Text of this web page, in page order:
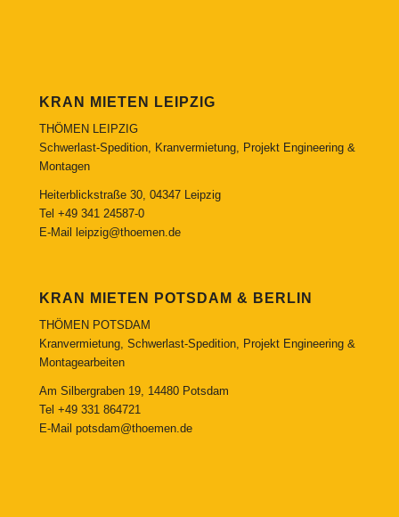
KRAN MIETEN LEIPZIG
THÖMEN LEIPZIG
Schwerlast-Spedition, Kranvermietung, Projekt Engineering &
Montagen
Heiterblickstraße 30, 04347 Leipzig
Tel +49 341 24587-0
E-Mail
leipzig@thoemen.de
KRAN MIETEN POTSDAM & BERLIN
THÖMEN POTSDAM
Kranvermietung, Schwerlast-Spedition, Projekt Engineering &
Montagearbeiten
Am Silbergraben 19, 14480 Potsdam
Tel +49 331 864721
E-Mail potsdam@thoemen.de